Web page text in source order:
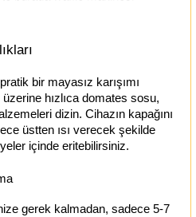
bir mayasız karışımı
hızlıca domates sosu,
dizin. Cihazın kapağını
üstten ısı verecek şekilde
içinde eritebilirsiniz.
gerek kalmadan, sadece 5-7